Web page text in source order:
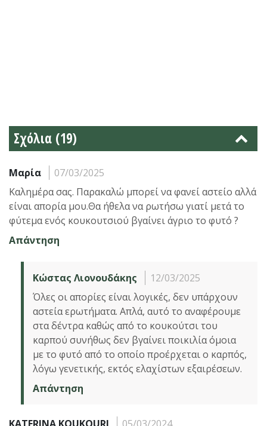
Σχόλια (19)
Μαρία
07/03/2025
Καλημέρα σας. Παρακαλώ μπορεί να φανεί αστείο αλλά
είναι απορία μου.Θα ήθελα να ρωτήσω γιατί μετά το
φύτεμα ενός κουκουτσιού βγαίνει άγριο το φυτό ?
Απάντηση
Κώστας Λιονουδάκης
12/03/2025
Όλες οι απορίες είναι λογικές, δεν υπάρχουν
αστεία ερωτήματα. Απλά, αυτό το αναφέρουμε
στα δέντρα καθώς από το κουκούτσι του
καρπού συνήθως δεν βγαίνει ποικιλία όμοια
με το φυτό από το οποίο προέρχεται ο καρπός,
λόγω γενετικής, εκτός ελαχίστων εξαιρέσεων.
Απάντηση